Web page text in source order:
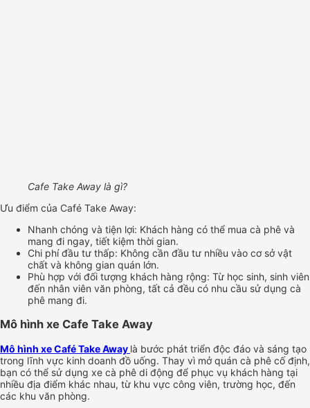
Cafe Take Away là gì?
Ưu điểm của Café Take Away:
Nhanh chóng và tiện lợi: Khách hàng có thể mua cà phê và
mang đi ngay, tiết kiệm thời gian.
Chi phí đầu tư thấp: Không cần đầu tư nhiều vào cơ sở vật
chất và không gian quán lớn.
Phù hợp với đối tượng khách hàng rộng: Từ học sinh, sinh viên
đến nhân viên văn phòng, tất cả đều có nhu cầu sử dụng cà
phê mang đi.
Mô hình xe Cafe Take Away
Mô hình xe Café Take Away là bước phát triển độc đáo và sáng tạo
trong lĩnh vực kinh doanh đồ uống. Thay vì mở quán cà phê cố định,
bạn có thể sử dụng xe cà phê di động để phục vụ khách hàng tại
nhiều địa điểm khác nhau, từ khu vực công viên, trường học, đến
các khu văn phòng.